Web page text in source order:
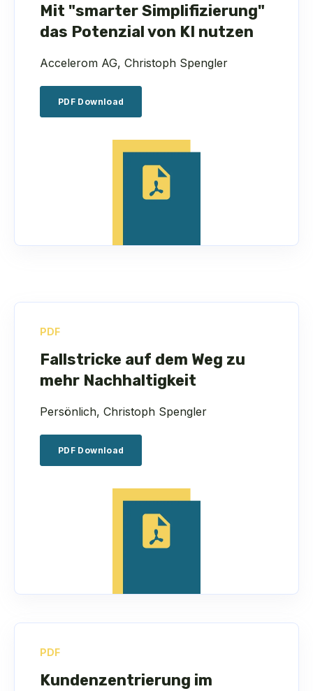
Mit "smarter Simplifizierung"
das Potenzial von KI nutzen
Accelerom AG, Christoph Spengler
PDF Download
PDF
Fallstricke auf dem Weg zu
mehr Nachhaltigkeit
Persönlich, Christoph Spengler
PDF Download
PDF
Kundenzentrierung im